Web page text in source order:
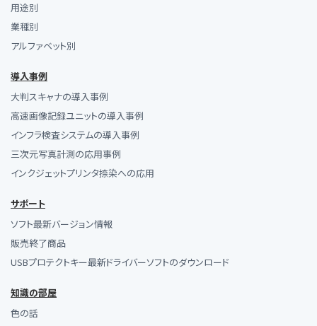
用途別
業種別
アルファベット別
導入事例
大判スキャナの導入事例
高速画像記録ユニットの導入事例
インフラ検査システムの導入事例
三次元写真計測の応用事例
インクジェットプリンタ捺染への応用
サポート
ソフト最新バージョン情報
販売終了商品
USBプロテクトキー最新ドライバーソフトのダウンロード
知識の部屋
色の話